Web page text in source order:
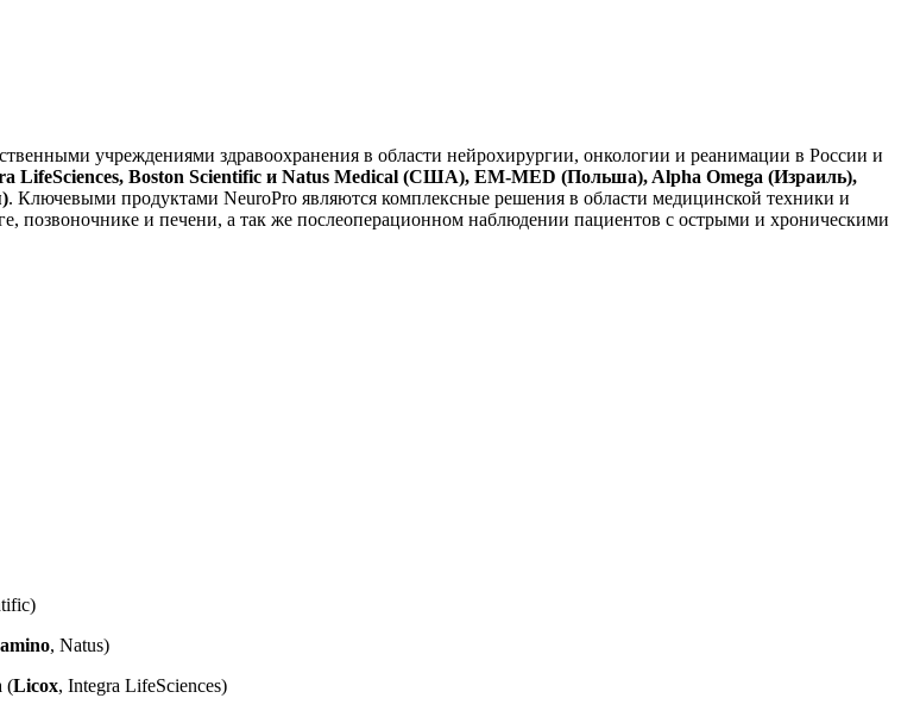
учреждениями здравоохранения в области нейрохирургии, онкологии и реанимации в России и
LifeSciences, Boston Scientific и Natus Medical (США), EM-MED (Польша), Alpha Omega (Израиль),
. Ключевыми продуктами NeuroPro являются комплексные решения в области медицинской техники и
позвоночнике и печени, а так же послеоперационном наблюдении пациентов с острыми и хроническими
, Natus)
(Licox, Integra LifeSciences)